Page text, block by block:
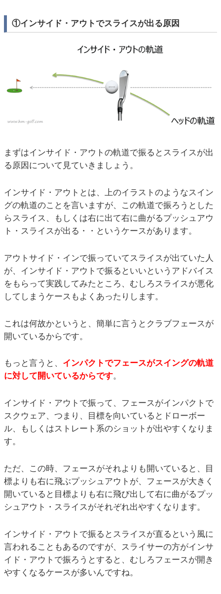
①インサイド・アウトでスライスが出る原因
まずはインサイド・アウトの軌道で振るとスライスが出
る原因について見ていきましょう。
インサイド・アウトとは、上のイラストのようなスイン
グの軌道のことを言いますが、この軌道で振ろうとした
らスライス、もしくは右に出て右に曲がるプッシュアウ
ト・スライスが出る・・というケースがあります。
アウトサイド・インで振っていてスライスが出ていた人
が、インサイド・アウトで振るといいというアドバイス
をもらって実践してみたところ、むしろスライスが悪化
してしまうケースもよくあったりします。
これは何故かというと、簡単に言うとクラブフェースが
開いているからです。
もっと言うと、 インパクトでフェースがスイングの軌道
に対して開いているからです。
インサイド・アウトで振って、フェースがインパクトで
スクウェア、つまり、目標を向いているとドローボー
ル、もしくはストレート系のショットが出やすくなりま
す。
ただ、この時、フェースがそれよりも開いていると、目
標よりも右に飛ぶプッシュアウトが、フェースが大きく
開いていると目標よりも右に飛び出して右に曲がるプッ
シュアウト・スライスがそれぞれ出やすくなります。
インサイド・アウトで振るとスライスが直るという風に
言われることもあるのですが、スライサーの方がインサ
イド・アウトで振ろうとすると、むしろフェースが開き
やすくなるケースが多いんですね。